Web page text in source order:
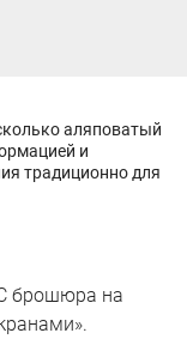
аляповатый
и
традиционно для
брошюра на